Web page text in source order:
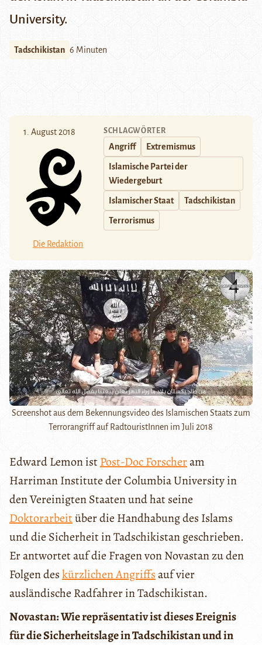
University.
Tadschikistan 6 Minuten
1. August 2018
Die Redaktion
SCHLAGWÖRTER
Angriff Extremismus
Islamische Partei der
Wiedergeburt
Islamischer Staat Tadschikistan
Terrorismus
Screenshot aus dem Bekennungsvideo des Islamischen Staats zum
Terrorangriff auf RadtouristInnen im Juli 2018
Edward Lemon istPost-Doc Forscheram
Harriman Institute der Columbia University in
den Vereinigten Staaten und hat seine
Doktorarbeitüber die Handhabung des Islams
und die Sicherheit in Tadschikistan geschrieben.
Er antwortet auf die Fragen von Novastan zu den
Folgen deskürzlichen Angriffsauf vier
ausländische Radfahrer in Tadschikistan.
Novastan: Wie repräsentativ ist dieses Ereignis
für die Sicherheitslage in Tadschikistan und in